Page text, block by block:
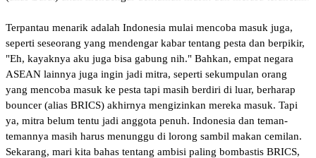
Terpantau menarik adalah Indonesia mulai mencoba masuk juga,
seperti seseorang yang mendengar kabar tentang pesta dan berpikir,
"Eh, kayaknya aku juga bisa gabung nih." Bahkan, empat negara
ASEAN lainnya juga ingin jadi mitra, seperti sekumpulan orang
yang mencoba masuk ke pesta tapi masih berdiri di luar, berharap
bouncer (alias BRICS) akhirnya mengizinkan mereka masuk. Tapi
ya, mitra belum tentu jadi anggota penuh. Indonesia dan teman-
temannya masih harus menunggu di lorong sambil makan cemilan.
Sekarang, mari kita bahas tentang ambisi paling bombastis BRICS,